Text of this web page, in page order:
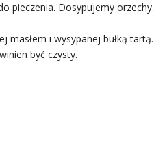
pieczenia. Dosypujemy orzechy.
masłem i wysypanej bułką tartą.
być czysty.